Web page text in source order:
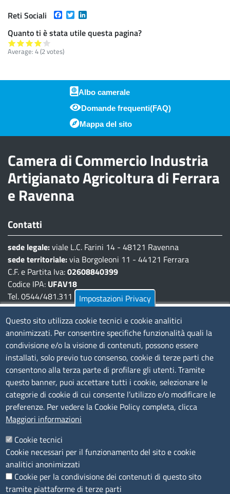
Reti Sociali Facebook
Twitter
Quanto ti è stata utile questa pagina?
Average: 4(2votes)
Piè di pagina
Albo camerale
Domande frequenti(FAQ)
Mappa del sito
Camera di Commercio Industria
Artigianato Agricoltura di Ferrara
e Ravenna
Contatti
sede legale:viale L.C. Farini 14 - 48121 Ravenna
sede territoriale:via Borgoleoni 11 - 44121 Ferrara
C.F. e Partita Iva:02608840399
Codice IPA: UFAV18
Tel. 0544/481.311 - 0532/783.711
Pec:cciaa@pec.fera.camcom.it
Amministrazione Trasparente
Bandi di gara
Bilanci
Concorsi e selezioni
Procedimenti
Provvedimenti
Seguici su
Sito web
Impostazioni Privacy
Questo sito utilizza cookie tecnici e cookie analitici
anonimizzati. Per consentire specifiche funzionalità quali la
condivisione e/o la visione di contenuti, possono essere
installati, solo previo tuo consenso, cookie di terze parti che
consentono alla terza parte di profilare gli utenti. Tramite
questo banner, puoi accettare tutti i cookie, selezionare le
categorie di cookie di cui consente l’utilizzo e/o modificare le
preferenze. Per vedere la Cookie Policy completa, clicca
Maggiori informazioni
Cookie tecnici
Cookie necessari per il funzionamento del sito e cookie
analitici anonimizzati
Cookie per la condivisione dei contenuti di questo sito
tramite piattaforme di terze parti